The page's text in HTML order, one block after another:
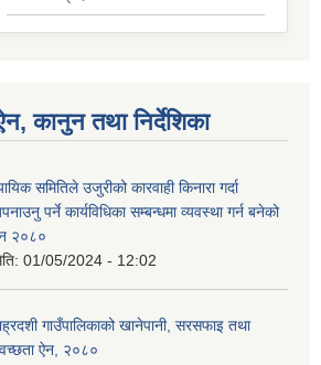
कानुन तथा निर्देशिका
समितिले उजुरीको कारवाही किनारा गर्दा
पर्ने कार्यविधिका सम्बन्धमा व्यवस्था गर्न बनेको
२०८०
01/05/2024 - 12:02
गाउँपालिकाको खानेपानी, सरसफाइ तथा
ऐन, २०८०